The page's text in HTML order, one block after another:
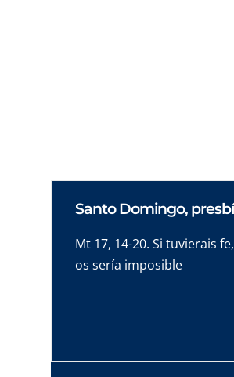
Santo Domingo,
Mt 17, 14-20. Si tuvierais
os sería imposible